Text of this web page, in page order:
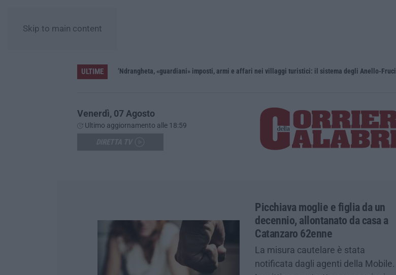
Skip to main content
ULTIME ’Ndrangheta, «guardiani» imposti, armi e affari nei villaggi turistici: il sistema degli Anello-Fruci
Venerdì, 07 Agosto
Ultimo aggiornamento alle 18:59
Picchiava moglie e figlia da un
decennio, allontanato da casa a
Catanzaro 62enne
La misura cautelare è stata
notificata dagli agenti della Mobile.